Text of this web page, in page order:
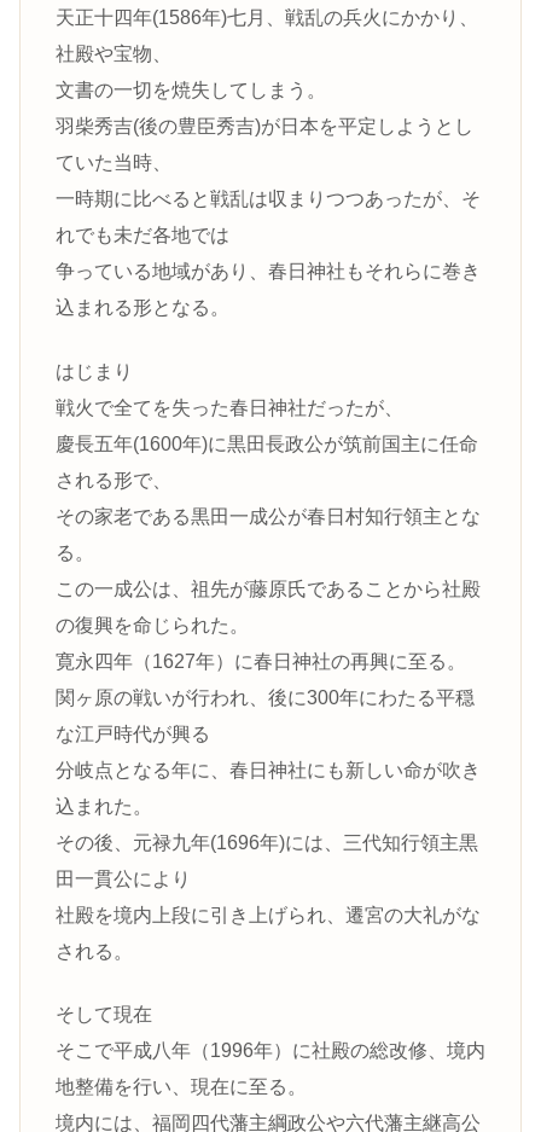
天正十四年(1586年)七月、戦乱の兵火にかかり、
社殿や宝物、
文書の一切を焼失してしまう。
羽柴秀吉(後の豊臣秀吉)が日本を平定しようとし
ていた当時、
一時期に比べると戦乱は収まりつつあったが、そ
れでも未だ各地では
争っている地域があり、春日神社もそれらに巻き
込まれる形となる。
はじまり
戦火で全てを失った春日神社だったが、
慶長五年(1600年)に黒田長政公が筑前国主に任命
される形で、
その家老である黒田一成公が春日村知行領主とな
る。
この一成公は、祖先が藤原氏であることから社殿
の復興を命じられた。
寛永四年（1627年）に春日神社の再興に至る。
関ヶ原の戦いが行われ、後に300年にわたる平穏
な江戸時代が興る
分岐点となる年に、春日神社にも新しい命が吹き
込まれた。
その後、元禄九年(1696年)には、三代知行領主黒
田一貫公により
社殿を境内上段に引き上げられ、遷宮の大礼がな
される。
そして現在
そこで平成八年（1996年）に社殿の総改修、境内
地整備を行い、現在に至る。
境内には、福岡四代藩主綱政公や六代藩主継高公